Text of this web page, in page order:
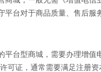
平台对于商品质量、售后服
平台型商城，需要办理增
可证，通常需要满足注册